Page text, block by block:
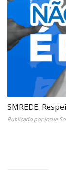
SMREDE:
Publicado porJosue